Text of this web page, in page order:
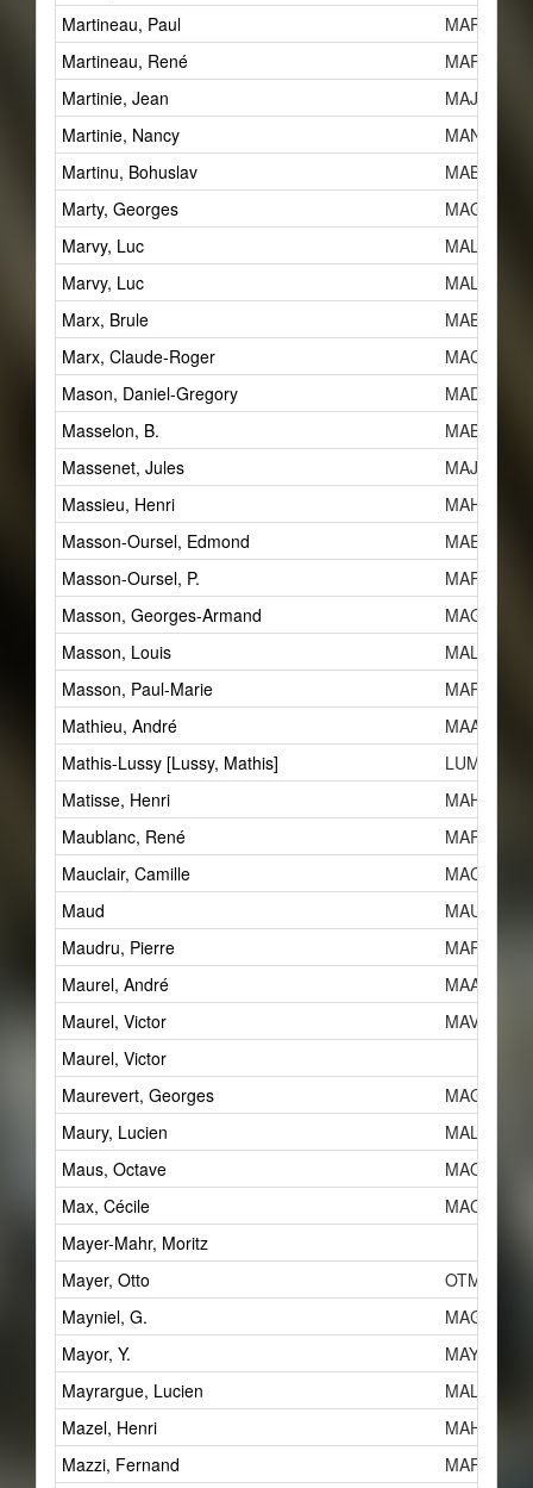
Martineau, Paul
MAPf
Martineau, René
MARd
Martinie, Jean
MAJj
Martinie, Nancy
MAN
Martinu, Bohuslav
MABa
Marty, Georges
MAGb
Marvy, Luc
MALc
Marvy, Luc
MALc
Marx, Brule
MAB
Marx, Claude-Roger
MACc
Mason, Daniel-Gregory
MAD
Masselon, B.
MABc
Massenet, Jules
MAJg
Massieu, Henri
MAHc
Masson-Oursel, Edmond
MAEa
Masson-Oursel, P.
MAPe
Masson, Georges-Armand
MAGd
Masson, Louis
MALa
Masson, Paul-Marie
MAPa
Mathieu, André
MAAb
Mathis-Lussy [Lussy, Mathis]
LUM
Matisse, Henri
MAHa
Maublanc, René
MAR
Mauclair, Camille
MACa
Maud
MAUa
Maudru, Pierre
MAPd
Maurel, André
MAAg
Maurel, Victor
MAVb
Maurel, Victor
Maurevert, Georges
MAGh
Maury, Lucien
MALd
Maus, Octave
MAO
Max, Cécile
MACd
Mayer-Mahr, Moritz
Mayer, Otto
OTM
Mayniel, G.
MAGf
Mayor, Y.
MAYa
Mayrargue, Lucien
MALe
Mazel, Henri
MAHe
Mazzi, Fernand
MAFa